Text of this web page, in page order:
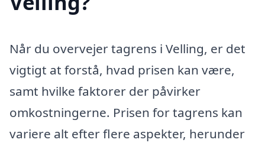
Når du overvejer tagrens i Velling, er det
vigtigt at forstå, hvad prisen kan være,
samt hvilke faktorer der påvirker
omkostningerne. Prisen for tagrens kan
variere alt efter flere aspekter, herunder